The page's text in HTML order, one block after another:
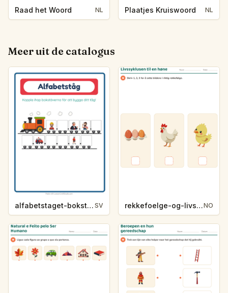
Raad het Woord NL Plaatjes Kruiswoord NL
Meer uit de catalogus
alfabetstaget-bokstavsledtrad-yrken-4317 SV rekkefoelge-og-livssykluser-g1203NO